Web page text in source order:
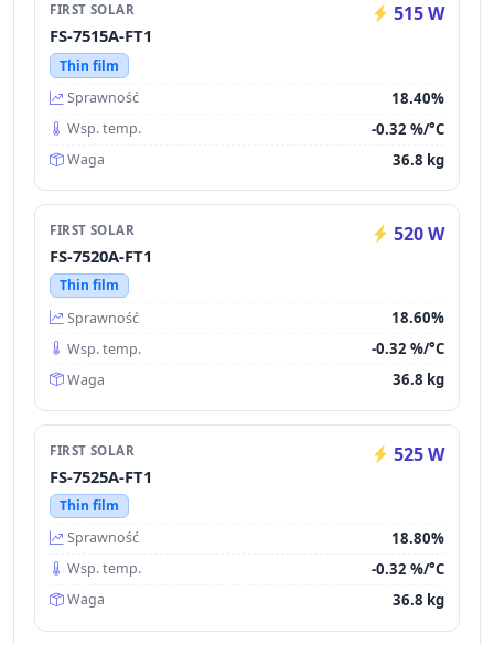
FIRST SOLAR 515 W
FS-7515A-FT1
Thin film
Sprawność
18.40%
Wsp. temp. -0.32 %/°C
Waga 36.8 kg
FIRST SOLAR 520 W
FS-7520A-FT1
Thin film
Sprawność
18.60%
Wsp. temp. -0.32 %/°C
Waga 36.8 kg
FIRST SOLAR 525 W
FS-7525A-FT1
Thin film
Sprawność
18.80%
Wsp. temp. -0.32 %/°C
Waga 36.8 kg